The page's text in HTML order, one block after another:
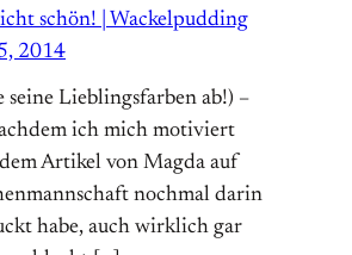
schön! | Wackel­pudding
2014
seine Lieblingsfarben ab!) –
ich mich motiviert
Artikel von Magda auf
nochmal darin
habe, auch wirklich gar